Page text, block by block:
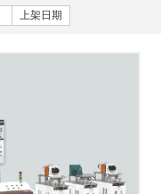
上架日期